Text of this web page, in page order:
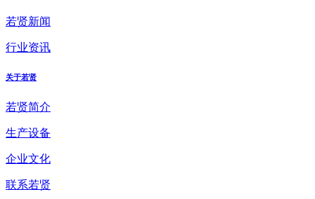
若贤新闻
行业资讯
关于若贤
若贤简介
生产设备
企业文化
联系若贤